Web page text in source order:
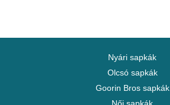
Nyári sapkák
Olcsó sapkák
Goorin Bros sapkák